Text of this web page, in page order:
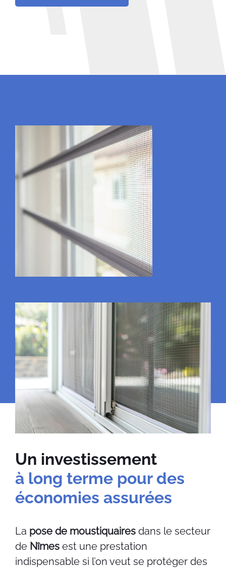
Un investissement
à long terme pour des
économies assurées
La pose de moustiquaires dans le secteur
de Nîmes est une prestation
indispensable si l’on veut se protéger des